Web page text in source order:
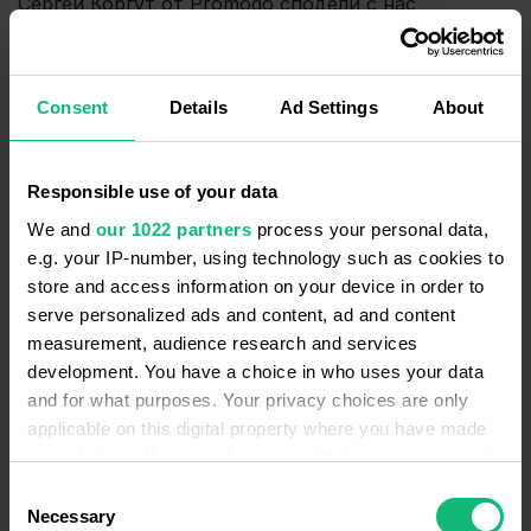
Consent Details Ad Settings About
Responsible use of your data
We and our 1022 partners process your personal data,
e.g. your IP-number, using technology such as cookies to
store and access information on your device in order to
serve personalized ads and content, ad and content
measurement, audience research and services
development. You have a choice in who uses your data
and for what purposes. Your privacy choices are only
applicable on this digital property where you have made
your choices. You can change or withdraw your consent
the Privacy trigger icon.
Selection
Necessary
резултатите от подобно проучване (можете да го
изтеглите от тук).
онлайн-магазини от Централна и Източна Европа.
Оказа се, че оптимизацията за търсачки и
контекстната реклама носят най-много трафик: